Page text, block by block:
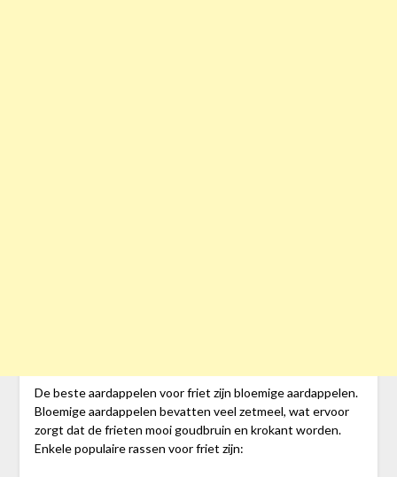
De beste aardappelen voor friet zijn bloemige aardappelen.
Bloemige aardappelen bevatten veel zetmeel, wat ervoor
zorgt dat de frieten mooi goudbruin en krokant worden.
Enkele populaire rassen voor friet zijn: